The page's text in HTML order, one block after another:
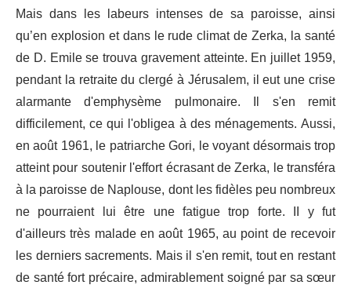
Mais dans les labeurs intenses de sa paroisse, ainsi
qu’en explosion et dans le rude climat de Zerka, la santé
de D. Emile se trouva gravement atteinte. En juillet 1959,
pendant la retraite du clergé à Jérusalem, il eut une crise
alarmante d'emphysème pulmonaire. Il s'en remit
difficilement, ce qui l'obligea à des ménagements. Aussi,
en août 1961, le patriarche Gori, le voyant désormais trop
atteint pour soutenir l'effort écrasant de Zerka, le transféra
à la paroisse de Naplouse, dont les fidèles peu nombreux
ne pourraient lui être une fatigue trop forte. II y fut
d'ailleurs très malade en août 1965, au point de recevoir
les derniers sacrements. Mais il s'en remit, tout en restant
de santé fort précaire, admirablement soigné par sa sœur